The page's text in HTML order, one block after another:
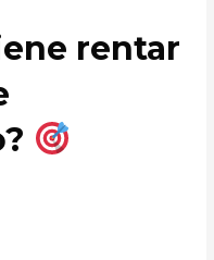
rentar